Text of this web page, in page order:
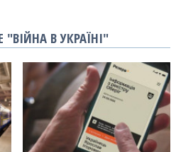
В УКРАЇНІ"